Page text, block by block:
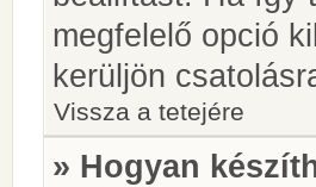
megfelelő opció
kerüljön
Vissza a tetejére
» Hogyan